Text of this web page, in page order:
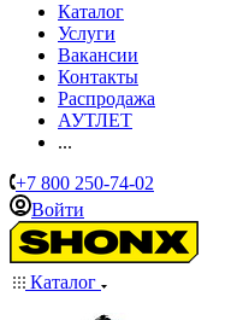
Каталог
Услуги
Вакансии
Контакты
Распродажа
АУТЛЕТ
...
+7 800 250-74-02
Войти
Каталог